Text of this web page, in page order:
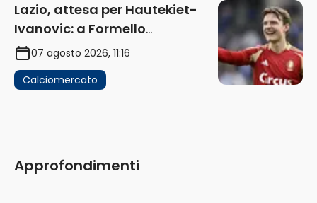
Lazio, attesa per Hautekiet-
Ivanovic: a Formello
attendono risposte
07 agosto 2026, 11:16
Calciomercato
Approfondimenti